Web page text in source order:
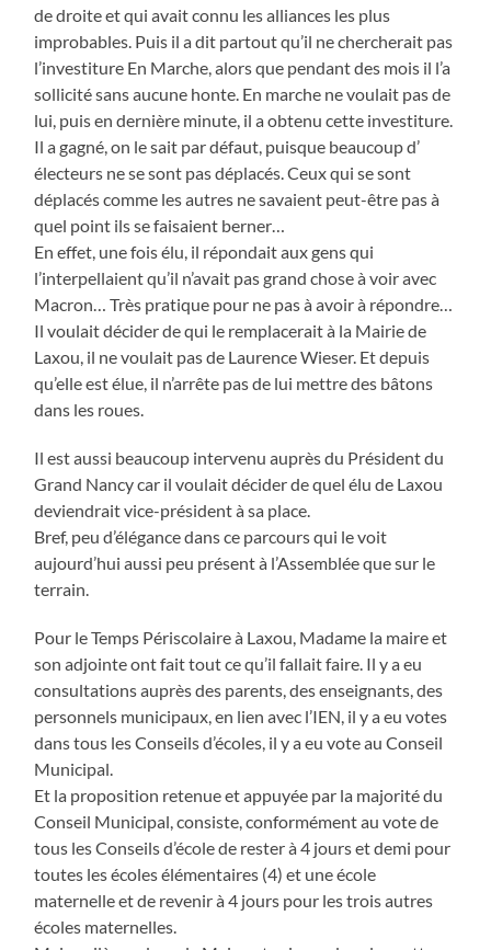
de droite et qui avait connu les alliances les plus
improbables. Puis il a dit partout qu’il ne chercherait pas
l’investiture En Marche, alors que pendant des mois il l’a
sollicité sans aucune honte. En marche ne voulait pas de
lui, puis en dernière minute, il a obtenu cette investiture.
Il a gagné, on le sait par défaut, puisque beaucoup d’
électeurs ne se sont pas déplacés. Ceux qui se sont
déplacés comme les autres ne savaient peut-être pas à
quel point ils se faisaient berner…
En effet, une fois élu, il répondait aux gens qui
l’interpellaient qu’il n’avait pas grand chose à voir avec
Macron… Très pratique pour ne pas à avoir à répondre…
Il voulait décider de qui le remplacerait à la Mairie de
Laxou, il ne voulait pas de Laurence Wieser. Et depuis
qu’elle est élue, il n’arrête pas de lui mettre des bâtons
dans les roues.
Il est aussi beaucoup intervenu auprès du Président du
Grand Nancy car il voulait décider de quel élu de Laxou
deviendrait vice-président à sa place.
Bref, peu d’élégance dans ce parcours qui le voit
aujourd’hui aussi peu présent à l’Assemblée que sur le
terrain.
Pour le Temps Périscolaire à Laxou, Madame la maire et
son adjointe ont fait tout ce qu’il fallait faire. Il y a eu
consultations auprès des parents, des enseignants, des
personnels municipaux, en lien avec l’IEN, il y a eu votes
dans tous les Conseils d’écoles, il y a eu vote au Conseil
Municipal.
Et la proposition retenue et appuyée par la majorité du
Conseil Municipal, consiste, conformément au vote de
tous les Conseils d’école de rester à 4 jours et demi pour
toutes les écoles élémentaires (4) et une école
maternelle et de revenir à 4 jours pour les trois autres
écoles maternelles.